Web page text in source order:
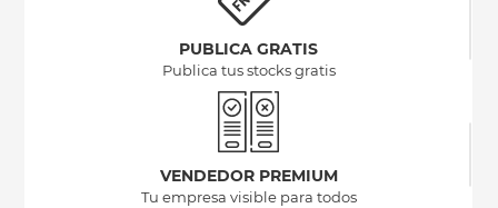
PUBLICA GRATIS
Publica tus stocks gratis
VENDEDOR PREMIUM
Tu empresa visible para todos